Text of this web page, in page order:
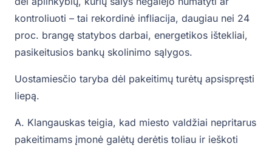
kontroliuoti – tai rekordinė infliacija, daugiau nei 24
proc. brangę statybos darbai, energetikos ištekliai,
pasikeitusios bankų skolinimo sąlygos.
Uostamiesčio taryba dėl pakeitimų turėtų apsispręsti
liepą.
A. Klangauskas teigia, kad miesto valdžiai nepritarus
pakeitimams įmonė galėtų derėtis toliau ir ieškoti